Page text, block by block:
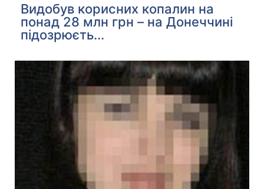
Видобув корисних копалин на
понад 28 млн грн – на Донеччині
підозрюєть...